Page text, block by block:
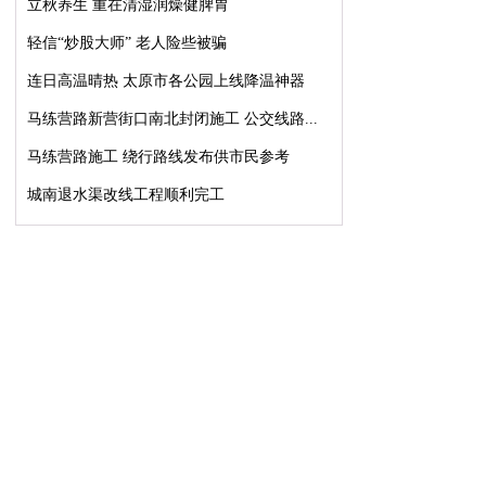
立秋养生 重在清湿润燥健脾胃
轻信“炒股大师” 老人险些被骗
连日高温晴热 太原市各公园上线降温神器
马练营路新营街口南北封闭施工 公交线路...
马练营路施工 绕行路线发布供市民参考
城南退水渠改线工程顺利完工